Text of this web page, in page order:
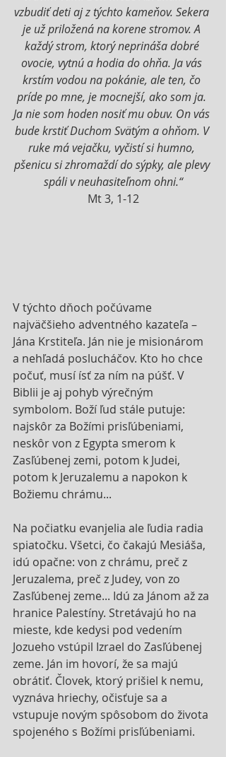
vzbudiť deti aj z týchto kameňov. Sekera
je už priložená na korene stromov. A
každý strom, ktorý neprináša dobré
ovocie, vytnú a hodia do ohňa. Ja vás
krstím vodou na pokánie, ale ten, čo
príde po mne, je mocnejší, ako som ja.
Ja nie som hoden nosiť mu obuv. On vás
bude krstiť Duchom Svätým a ohňom. V
ruke má vejačku, vyčistí si humno,
pšenicu si zhromaždí do sýpky, ale plevy
spáli v neuhasiteľnom ohni.“
Mt 3, 1-12
V týchto dňoch počúvame
najväčšieho adventného kazateľa –
Jána Krstiteľa. Ján nie je misionárom
a nehľadá poslucháčov. Kto ho chce
počuť, musí ísť za ním na púšť. V
Biblii je aj pohyb výrečným
symbolom. Boží ľud stále putuje:
najskôr za Božími prisľúbeniami,
neskôr von z Egypta smerom k
Zasľúbenej zemi, potom k Judei,
potom k Jeruzalemu a napokon k
Božiemu chrámu...
Na počiatku evanjelia ale ľudia radia
spiatočku. Všetci, čo čakajú Mesiáša,
idú opačne: von z chrámu, preč z
Jeruzalema, preč z Judey, von zo
Zasľúbenej zeme... Idú za Jánom až za
hranice Palestíny. Stretávajú ho na
mieste, kde kedysi pod vedením
Jozueho vstúpil Izrael do Zasľúbenej
zeme. Ján im hovorí, že sa majú
obrátiť. Človek, ktorý prišiel k nemu,
vyznáva hriechy, očisťuje sa a
vstupuje novým spôsobom do života
spojeného s Božími prisľúbeniami.